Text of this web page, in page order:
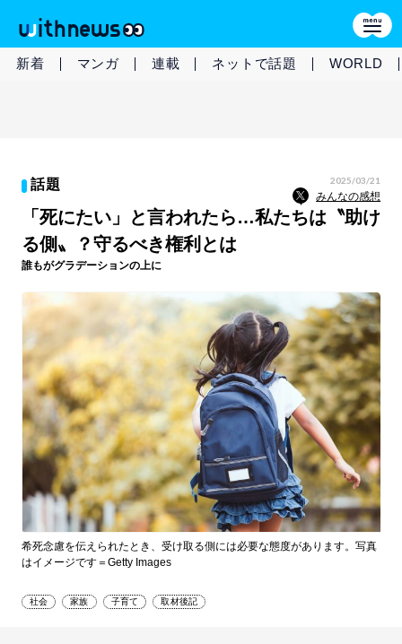
新着 マンガ 連載 ネットで話題 WORLD
話題 2025/03/21
みんなの感想
「死にたい」と言われたら…私たちは〝助け
る側〟？守るべき権利とは
誰もがグラデーションの上に
希死念慮を伝えられたとき、受け取る側には必要な態度があります。写真
はイメージです＝Getty Images
社会 家族 子育て 取材後記